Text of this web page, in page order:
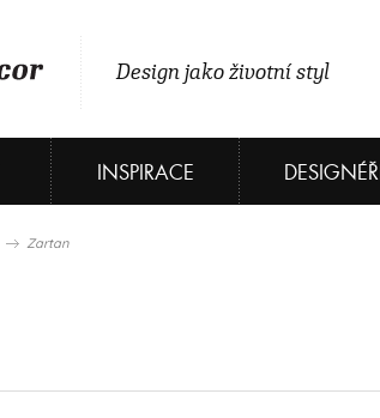
Design jako životní styl
INSPIRACE DESIGNÉŘI
Zartan